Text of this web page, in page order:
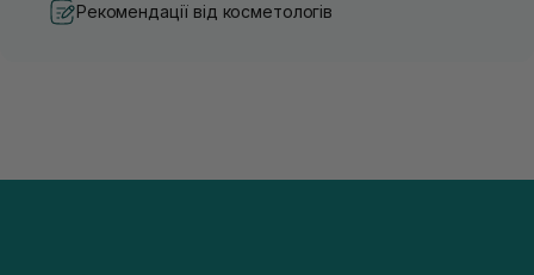
Рекомендації від косметологів